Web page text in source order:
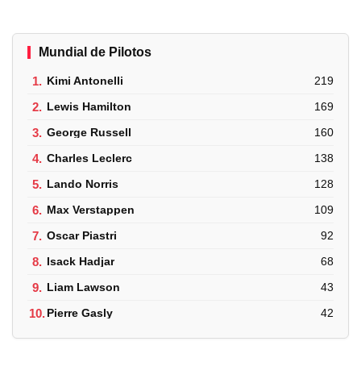
Mundial de Pilotos
1. Kimi Antonelli 219
2. Lewis Hamilton 169
3. George Russell 160
4. Charles Leclerc 138
5. Lando Norris 128
6. Max Verstappen 109
7. Oscar Piastri 92
8. Isack Hadjar 68
9. Liam Lawson 43
10.Pierre Gasly 42